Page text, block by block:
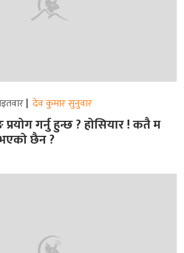
देव कुमार सुनुवार
गर्नु हुन्छ ? होसियार ! कतै म
छैन ?